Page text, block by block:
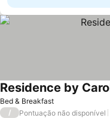
Bed & Breakfast
Residence by
/ Pontuação não disponível